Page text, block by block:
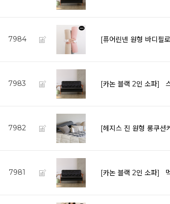
7984 [퓨어린넨 원형 바디필
7983 [카논 블랙 2인 소파]
7982 [헤지스 진 원형 롱쿠션
7981 [카논 블랙 2인 소파]